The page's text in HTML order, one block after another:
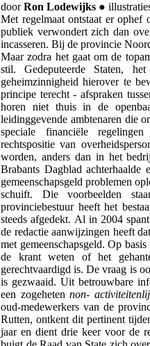
doorRon Lodewijks ●
Met regelmaat ontstaat er
publiek verwondert zich dan
incasseren. Bij de provincie
Maar zodra het gaat om de
stil. Gedeputeerde Staten,
geheimzinnigheid hierover te
principe terecht - afspraken
horen niet thuis in de
leidinggevende ambtenaren die
speciale financiële
rechtspositie van
worden, anders dan in het
Brabants Dagblad achterhaalde
gemeenschapsgeld problemen
schuift. Die voorbeelden
provinciebestuur heeft het
steeds afgedekt. Al in 2004
de redactie aanwijzingen heeft
met gemeenschapsgeld. Op
de krant weten of het
gerechtvaardigd is. De vraag is
is gezwaaid. Uit betrouwbare
een zogehetennon-
oud-medewerkers van de
Rutten, ontkent dit pertinent
jaar en dient drie keer voor de